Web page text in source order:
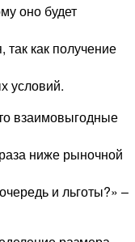
оно будет
как получение
условий.
взаимовыгодные
ниже рыночной
и льготы?» –